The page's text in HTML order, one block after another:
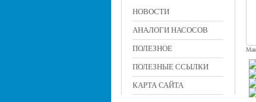
НОВОСТИ
АНАЛОГИ НАСОСОВ
ПОЛЕЗНОЕ
ПОЛЕЗНЫЕ ССЫЛКИ
КАРТА САЙТА